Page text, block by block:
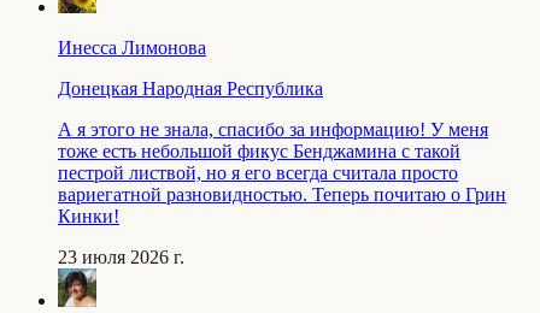
Инесса Лимонова
Донецкая Народная Республика
А я этого не знала, спасибо за информацию! У меня
тоже есть небольшой фикус Бенджамина с такой
пестрой листвой, но я его всегда считала просто
вариегатной разновидностью. Теперь почитаю о Грин
Кинки!
23 июля 2026 г.